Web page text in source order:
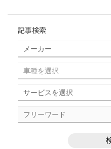
記事検索